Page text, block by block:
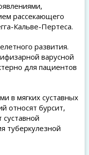
рассекающего
Кальве-Пертеса.
развития.
варусной
для пациентов
в мягких суставных
относят бурсит,
туберкулезной